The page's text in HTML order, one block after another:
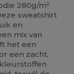
280g/m²
sweatshirt
en
mix van
het een
een zacht,